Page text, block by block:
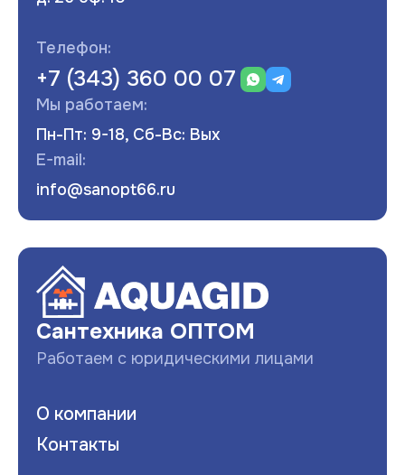
Телефон:
+7 (343) 360 00 07
Мы работаем:
Пн-Пт: 9-18, Сб-Вс: Вых
E-mail:
info@sanopt66.ru
Сантехника ОПТОМ
Работаем с юридическими лицами
О компании
Контакты